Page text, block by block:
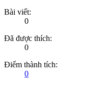
Bài viết:
0
Đã được thích:
0
Điểm thành tích:
0